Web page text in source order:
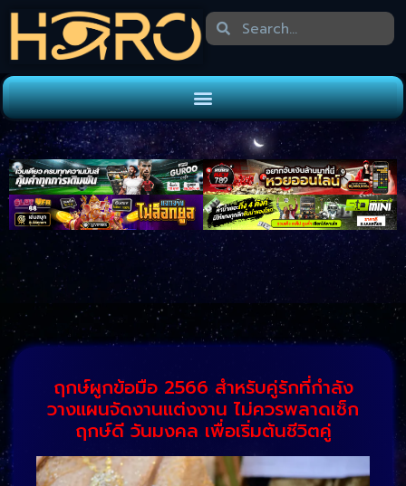
ฤกษ์ผูกข้อมือ 2566 สำหรับคู่รักที่กำลัง
วางแผนจัดงานแต่งงาน ไม่ควรพลาดเช็ก
ฤกษ์ดี วันมงคล เพื่อเริ่มต้นชีวิตคู่